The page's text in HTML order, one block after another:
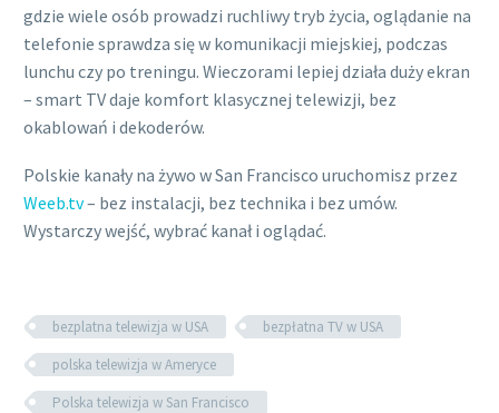
gdzie wiele osób prowadzi ruchliwy tryb życia, oglądanie na
telefonie sprawdza się w komunikacji miejskiej, podczas
lunchu czy po treningu. Wieczorami lepiej działa duży ekran
– smart TV daje komfort klasycznej telewizji, bez
okablowań i dekoderów.
Polskie kanały na żywo w San Francisco uruchomisz przez
Weeb.tv– bez instalacji, bez technika i bez umów.
Wystarczy wejść, wybrać kanał i oglądać.
bezplatna telewizja w USA
bezpłatna TV w USA
polska telewizja w Ameryce
Polska telewizja w San Francisco